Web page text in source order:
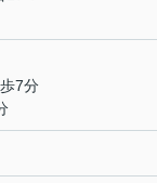
7分